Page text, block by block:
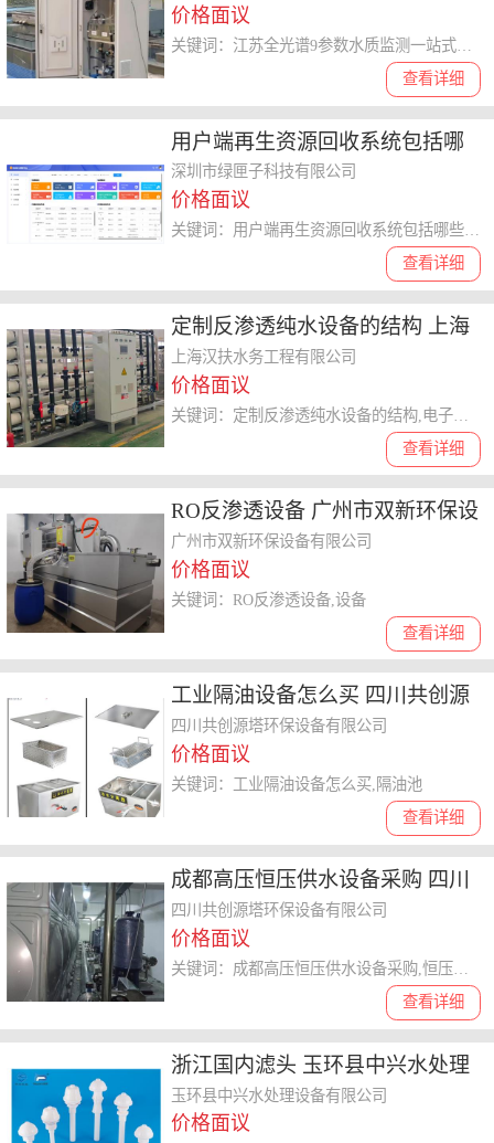
价格面议
查看详细
用户端再生资源回收系统包括哪
些种类 欢迎咨询 深圳市绿匣子科
技供应
深圳市绿匣子科技有限公司
价格面议
查看详细
关键词：用户端再生资源回收系统包括哪些种类,再生资源回收系统
定制反渗透纯水设备的结构 上海
汉扶水务工程供应
上海汉扶水务工程有限公司
价格面议
查看详细
RO反渗透设备 广州市双新环保设
备供应
广州市双新环保设备有限公司
价格面议
查看详细
关键词：RO反渗透设备,设备
工业隔油设备怎么买 四川共创源
塔环保设备供应
四川共创源塔环保设备有限公司
价格面议
查看详细
关键词：工业隔油设备怎么买,隔油池
成都高压恒压供水设备采购 四川
共创源塔环保设备供应
四川共创源塔环保设备有限公司
价格面议
查看详细
关键词：成都高压恒压供水设备采购,恒压供水设备
浙江国内滤头 玉环县中兴水处理
设备供应 玉环县中兴水处理设备
供应
玉环县中兴水处理设备有限公司
价格面议